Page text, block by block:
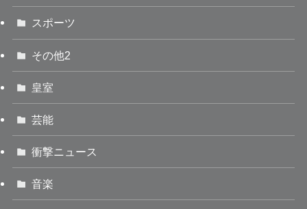
スポーツ
その他2
皇室
芸能
衝撃ニュース
音楽